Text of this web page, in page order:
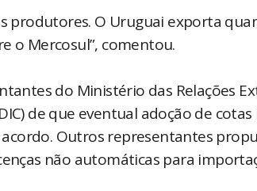
produtores. O Uruguai exporta
o Mercosul”, comentou.
do Ministério das Relações
de que eventual adoção de
Outros representantes
não automáticas para